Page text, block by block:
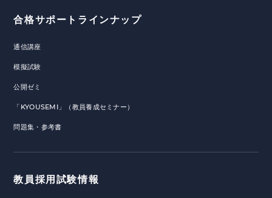
合格サポートラインナップ
通信講座
模擬試験
公開ゼミ
「KYOUSEMI」（教員養成セミナー）
問題集・参考書
教員採用試験情報